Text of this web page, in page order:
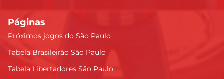
Páginas
Próximos jogos do São Paulo
Tabela Brasileirão São Paulo
Tabela Libertadores São Paulo